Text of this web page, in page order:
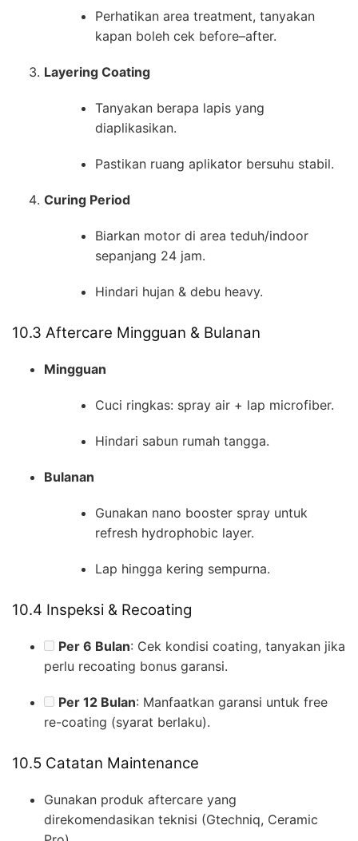
Perhatikan area treatment, tanyakan
kapan boleh cek before–after.
Layering Coating
Tanyakan berapa lapis yang
diaplikasikan.
Pastikan ruang aplikator bersuhu stabil.
Curing Period
Biarkan motor di area teduh/indoor
sepanjang 24 jam.
Hindari hujan & debu heavy.
10.3 Aftercare Mingguan & Bulanan
Mingguan
Cuci ringkas: spray air + lap microfiber.
Hindari sabun rumah tangga.
Bulanan
Gunakan nano booster spray untuk
refresh hydrophobic layer.
Lap hingga kering sempurna.
10.4 Inspeksi & Recoating
Per 6 Bulan: Cek kondisi coating, tanyakan jika
perlu recoating bonus garansi.
Per 12 Bulan: Manfaatkan garansi untuk free
re-coating (syarat berlaku).
10.5 Catatan Maintenance
Gunakan produk aftercare yang
direkomendasikan teknisi (Gtechniq, Ceramic